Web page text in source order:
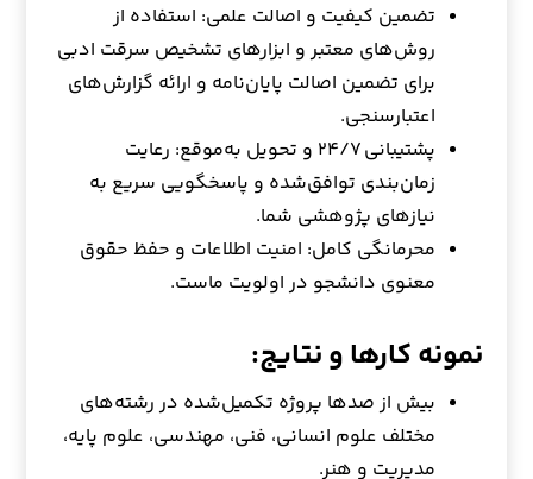
تضمین کیفیت و اصالت علمی: استفاده از
روش‌های معتبر و ابزارهای تشخیص سرقت ادبی
برای تضمین اصالت پایان‌نامه و ارائه گزارش‌های
اعتبارسنجی.
پشتیبانی ۲۴/۷ و تحویل به‌موقع: رعایت
زمان‌بندی توافق‌شده و پاسخگویی سریع به
نیازهای پژوهشی شما.
محرمانگی کامل: امنیت اطلاعات و حفظ حقوق
معنوی دانشجو در اولویت ماست.
نمونه کارها و نتایج:
بیش از صدها پروژه تکمیل‌شده در رشته‌های
مختلف علوم انسانی، فنی، مهندسی، علوم پایه،
مدیریت و هنر.